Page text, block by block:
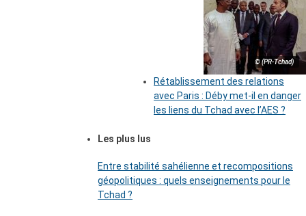
© (PR-Tchad)
Rétablissement des relations
avec Paris : Déby met-il en danger
les liens du Tchad avec l’AES ?
Les plus lus
Entre stabilité sahélienne et recompositions
géopolitiques : quels enseignements pour le
Tchad ?